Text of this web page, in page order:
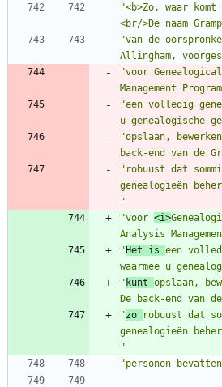
"<b>Zo, waar komt
<br/>De naam
"van de
Allingham,
"voor
Management
"een volledig
u genealogische
"opslaan,
back-end van de
"robuust dat
genealogieën
"
"voor <i>
Analysis
" Het is een
waarmee u
" kunt opslaan,
De back-end van
"zo
robuust dat
genealogieën
"
"personen